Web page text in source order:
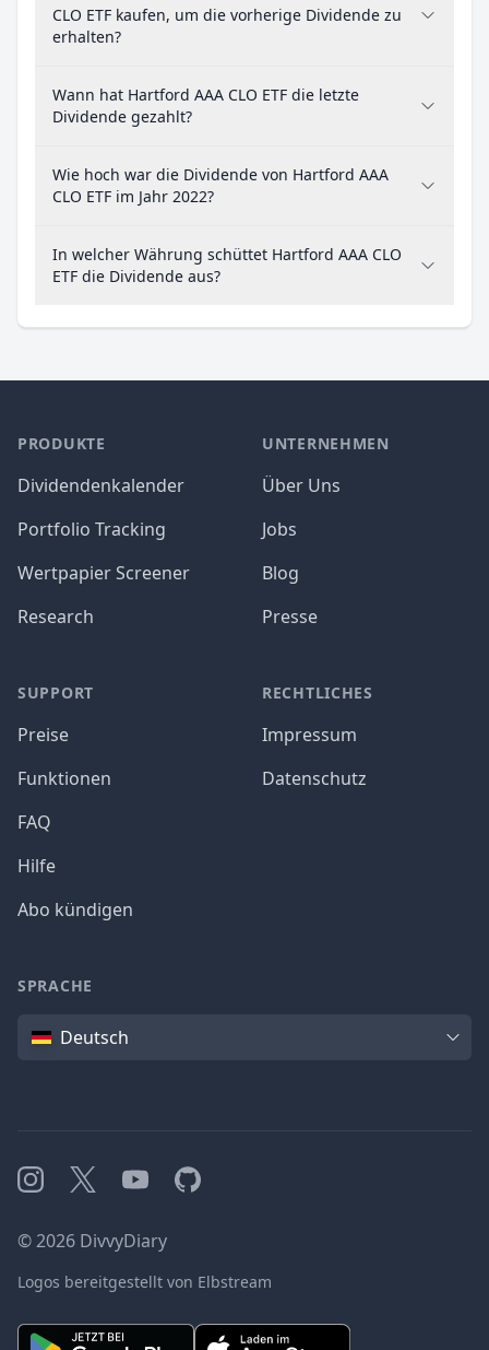
CLO ETF kaufen, um die vorherige Dividende zu
erhalten?
Wann hat Hartford AAA CLO ETF die letzte
Dividende gezahlt?
Wie hoch war die Dividende von Hartford AAA
CLO ETF im Jahr 2022?
In welcher Währung schüttet Hartford AAA CLO
ETF die Dividende aus?
PRODUKTE
Dividendenkalender
Portfolio Tracking
Wertpapier Screener
Research
SUPPORT
Preise
Funktionen
FAQ
Hilfe
Abo kündigen
UNTERNEHMEN
Über Uns
Jobs
Blog
Presse
RECHTLICHES
Impressum
Datenschutz
SPRACHE
SpracheDeutsch
Instagram
X YouTubeGitHub
©2026 DivvyDiary
Logos bereitgestellt von Elbstream